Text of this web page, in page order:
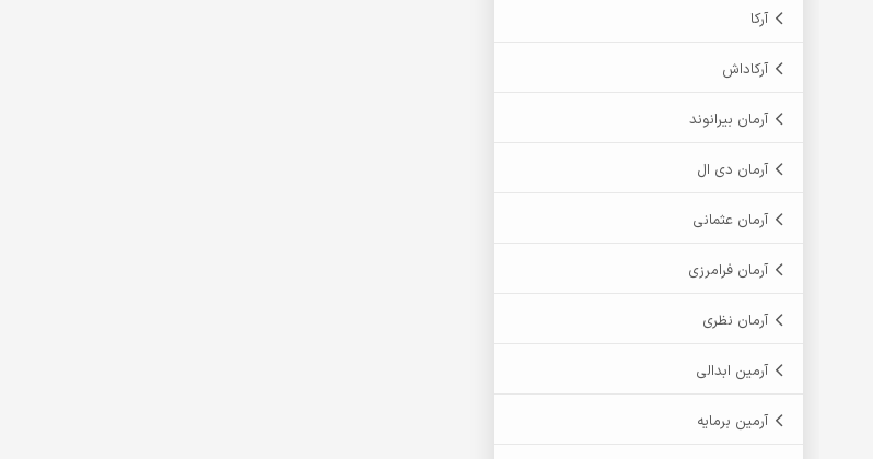
آرکا
آرکاداش
آرمان بیرانوند
آرمان دی ال
آرمان عثمانی
آرمان فرامرزی
آرمان نظری
آرمین ابدالی
آرمین برمایه